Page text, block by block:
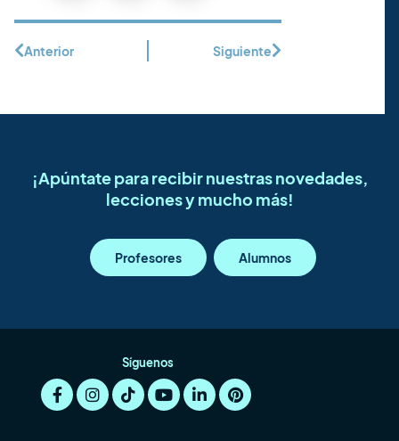
Anterior Siguiente
¡Apúntate para recibir nuestras novedades,
lecciones y mucho más!
Profesores Alumnos
Síguenos